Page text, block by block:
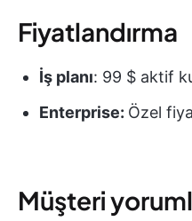
Fiyatlandırma
İş planı: 99 $ aktif
Enterprise: Özel
Müşteri